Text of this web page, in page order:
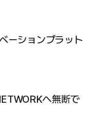
ーションプラット
へ無断で